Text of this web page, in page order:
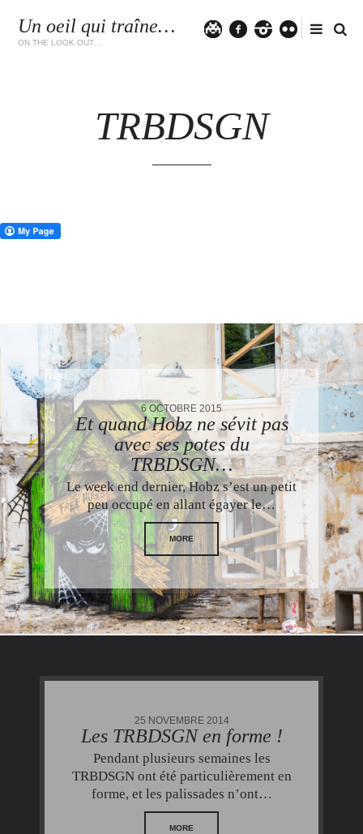
Un oeil qui traîne…
ON THE LOOK OUT…
TRBDSGN
6 OCTOBRE 2015
Et quand Hobz ne sévit pas
avec ses potes du
TRBDSGN…
Le week end dernier, Hobz s’est un petit
peu occupé en allant égayer le…
MORE
25 NOVEMBRE 2014
Les TRBDSGN en forme !
Pendant plusieurs semaines les
TRBDSGN ont été particulièrement en
forme, et les palissades n’ont…
MORE